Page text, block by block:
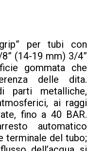
per tubi con
(14-19 mm) 3/4”
gommata che
delle dita.
parti metalliche,
ai raggi
fino a 40 BAR.
automatico
terminale del tubo;